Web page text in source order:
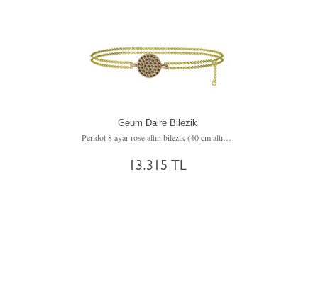
Geum Daire Bilezik
13.315 TL